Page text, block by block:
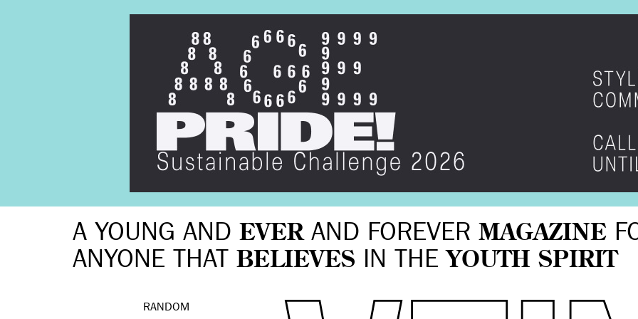
A YOUNG AND EVERAND FOREVER MAGAZINE
ANYONE THAT BELIEVES IN THE YOUTH SPIRIT
RANDOM